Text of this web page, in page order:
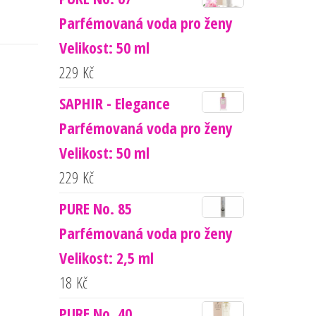
Parfémovaná voda pro ženy
Velikost: 50 ml
229 Kč
SAPHIR - Elegance
Parfémovaná voda pro ženy
Velikost: 50 ml
229 Kč
PURE No. 85
Parfémovaná voda pro ženy
Velikost: 2,5 ml
18 Kč